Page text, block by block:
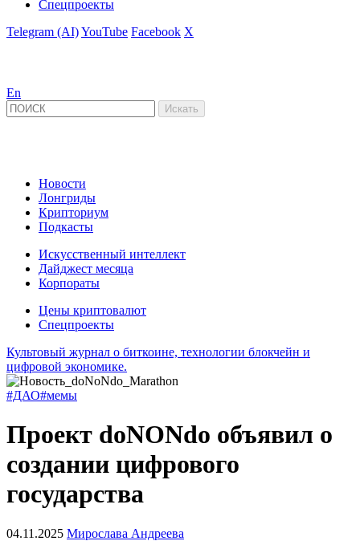
Спецпроекты
Telegram (AI)YouTube Facebook X
En
Новости
Лонгриды
Крипториум
Подкасты
Искусственный интеллект
Дайджест месяца
Корпораты
Цены криптовалют
Спецпроекты
Культовый журнал о биткоине, технологии блокчейн и
цифровой экономике.
#ДАО#мемы
Проект doNONdo объявил о
создании цифрового
государства
04.11.2025 Мирослава Андреева